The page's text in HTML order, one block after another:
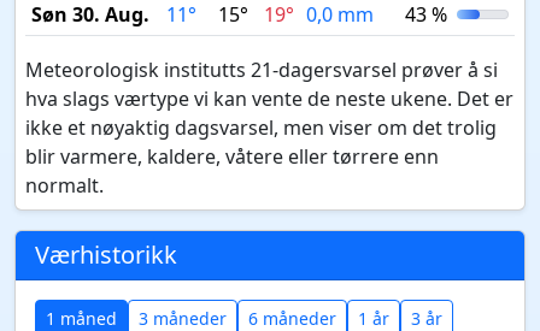
Søn 30. Aug.
11° 15° 19° 0,0 mm 43 %
Meteorologisk institutts 21-dagersvarsel prøver å si
hva slags værtype vi kan vente de neste ukene. Det er
ikke et nøyaktig dagsvarsel, men viser om det trolig
blir varmere, kaldere, våtere eller tørrere enn
normalt.
Værhistorikk
1 måned 3 måneder 6 måneder 1 år
3 år